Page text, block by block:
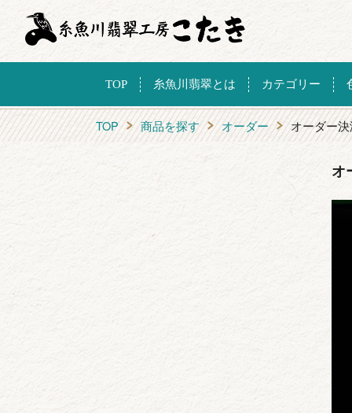
TOP 糸魚川翡翠とは カテゴリー
TOP 商品を探す オーダー オーダー
オ